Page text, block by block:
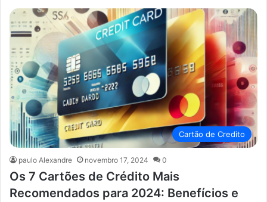
Cartão de Credito
paulo Alexandre novembro 17, 2024 0
Os 7 Cartões de Crédito Mais
Recomendados para 2024: Benefícios e